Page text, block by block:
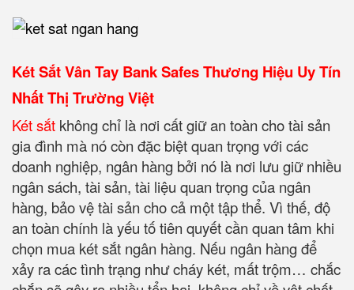
Két Sắt Vân Tay Bank Safes Thương Hiệu Uy Tín
Nhất Thị Trường Việt
Két sắt không chỉ là nơi cất giữ an toàn cho tài sản
gia đình mà nó còn đặc biệt quan trọng với các
doanh nghiệp, ngân hàng bởi nó là nơi lưu giữ nhiều
ngân sách, tài sản, tài liệu quan trọng của ngân
hàng, bảo vệ tài sản cho cả một tập thể. Vì thế, độ
an toàn chính là yếu tố tiên quyết cần quan tâm khi
chọn mua két sắt ngân hàng. Nếu ngân hàng để
xảy ra các tình trạng như cháy két, mất trộm… chắc